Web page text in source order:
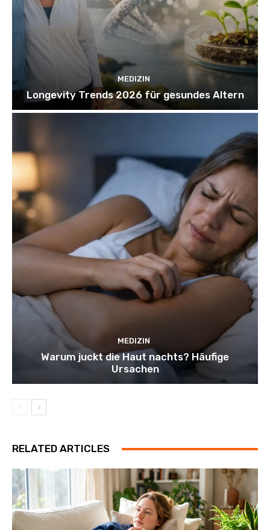
MEDIZIN
Longevity Trends 2026 für gesundes Altern
MEDIZIN
Warum juckt die Haut nachts? Häufige
Ursachen
RELATED ARTICLES